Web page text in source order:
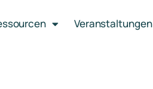
Veranstaltungen